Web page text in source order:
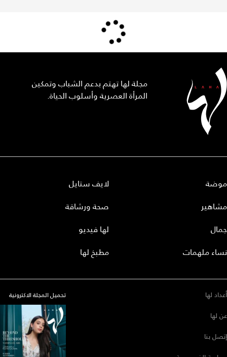
مجلة لها تهتم بدعم الشباب وتمكين
المرأة العصرية وأسلوب الحياة.
موضة
مشاهير
جمال
نساء ملهمات
لايف ستايل
صحة ورشاقة
لها فيديو
مطبخ لها
أعداد لها
عن لها
إتصل بنا
تحميل المجلة الاكترونية